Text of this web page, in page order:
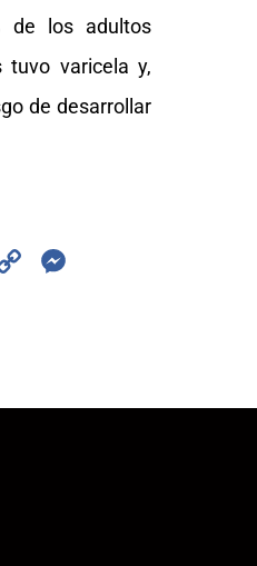
de los adultos
tuvo varicela y,
de desarrollar
C
Li n